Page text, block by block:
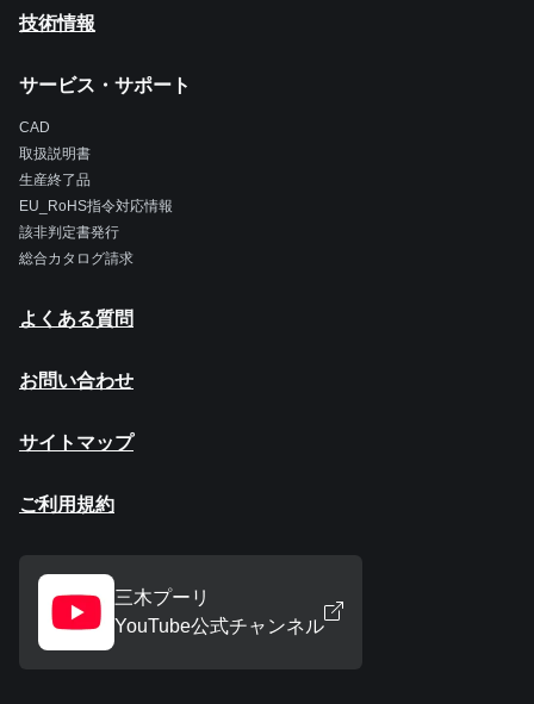
技術情報
サービス・サポート
CAD
取扱説明書
生産終了品
EU_RoHS指令対応情報
該非判定書発行
総合カタログ請求
よくある質問
お問い合わせ
サイトマップ
ご利用規約
三木プーリ
YouTube公式チャンネル